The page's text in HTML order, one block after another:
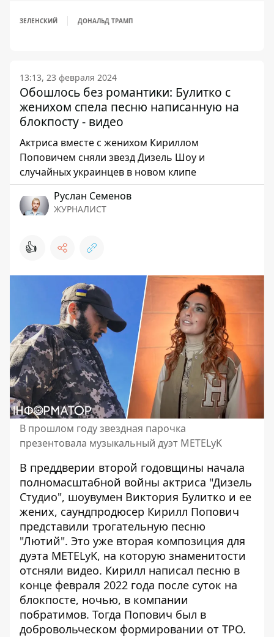
ЗЕЛЕНСКИЙ ДОНАЛЬД ТРАМП
13:13, 23 февраля 2024
Обошлось без романтики: Булитко с
женихом спела песню написанную на
блокпосту - видео
Актриса вместе с женихом Кириллом
Поповичем сняли звезд Дизель Шоу и
случайных украинцев в новом клипе
Руслан Семенов
ЖУРНАЛИСТ
👍
В прошлом году звездная парочка
презентовала музыкальный дуэт METELyK
В преддверии второй годовщины начала
полномасштабной войны актриса "Дизель
Студио", шоувумен Виктория Булитко и ее
жених, саундпродюсер Кирилл Попович
представили трогательную песню
"Лютий". Это уже вторая композиция для
дуэта METELyK, на которую знаменитости
отсняли видео. Кирилл написал песню в
конце февраля 2022 года после суток на
блокпосте, ночью, в компании
побратимов. Тогда Попович был в
добровольческом формировании от ТРО.